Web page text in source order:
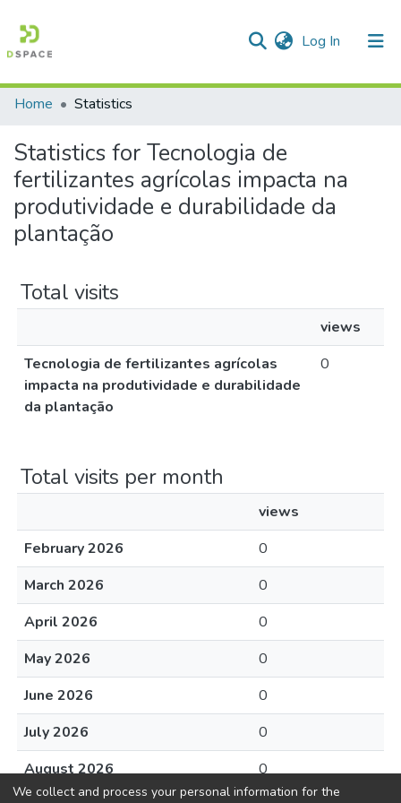
Log In (current)
All of DSpace
Home Statistics
Statistics for Tecnologia de
fertilizantes agrícolas impacta na
produtividade e durabilidade da
plantação
Total visits
views
Tecnologia de fertilizantes agrícolas
impacta na produtividade e durabilidade
da plantação
0
Total visits per month
views
February 2026
0
March 2026
0
April 2026
0
May 2026
0
June 2026
0
July 2026
0
August 2026
0
We collect and process your personal information for the